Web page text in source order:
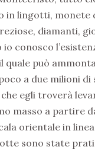
in lingotti, monete
diamanti,
conosco
quale può
a due milioni di
egli troverà
masso a partire
orientale in
sono state